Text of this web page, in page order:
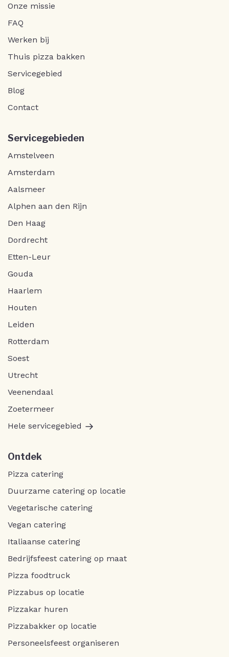
Onze missie
FAQ
Werken bij
Thuis pizza bakken
Servicegebied
Blog
Contact
Servicegebieden
Amstelveen
Amsterdam
Aalsmeer
Alphen aan den Rijn
Den Haag
Dordrecht
Etten-Leur
Gouda
Haarlem
Houten
Leiden
Rotterdam
Soest
Utrecht
Veenendaal
Zoetermeer
Hele servicegebied
Ontdek
Pizza catering
Duurzame catering op locatie
Vegetarische catering
Vegan catering
Italiaanse catering
Bedrijfsfeest catering op maat
Pizza foodtruck
Pizzabus op locatie
Pizzakar huren
Pizzabakker op locatie
Personeelsfeest organiseren